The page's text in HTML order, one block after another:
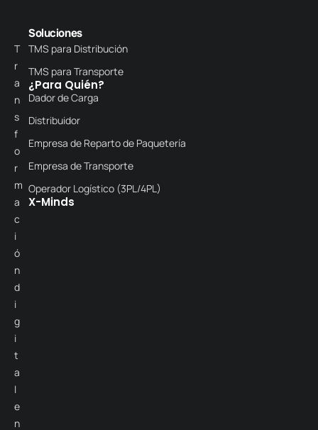
T
r
a
n
s
f
o
r
m
a
c
i
ó
n
d
i
g
i
t
a
l
e
n
Soluciones
TMS para Distribución
TMS para Transporte
¿Para Quién?
Dador de Carga
Distribuidor
Empresa de Reparto de Paquetería
Empresa de Transporte
Operador Logístico (3PL/4PL)
X-Minds